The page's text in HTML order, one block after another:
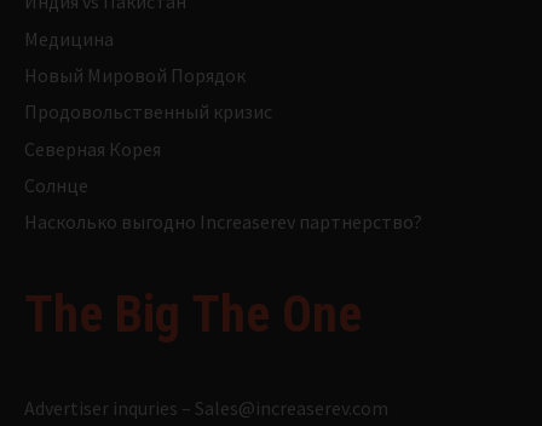
Медицина
Новый Мировой Порядок
Продовольственный кризис
Северная Корея
Солнце
Насколько выгодно Increaserev партнерство?
The Big The One
Advertiser inquries – Sales@increaserev.com